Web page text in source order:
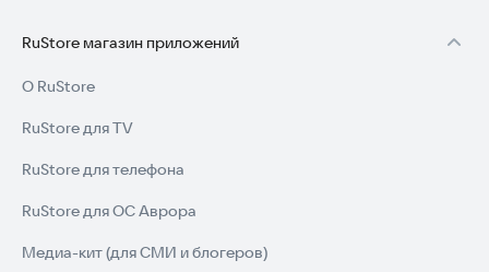
RuStore магазин приложений
О RuStore
RuStore для TV
RuStore для телефона
RuStore для ОС Аврора
Медиа-кит (для СМИ и блогеров)